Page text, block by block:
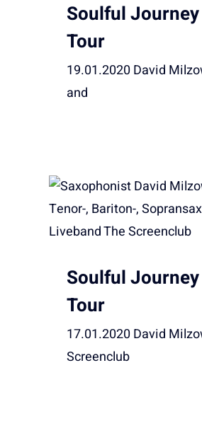
Soulful
Tour
19.01.2020 David
and
Soulful
Tour
17.01.2020 David
Screenclub